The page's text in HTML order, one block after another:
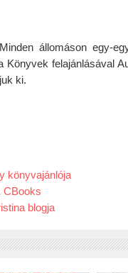
állomáson egy-
felajánlásával
ki.
könyvajánlója
CBooks
blogja